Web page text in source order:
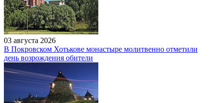
03 августа 2026
В Покровском Хотькове монастыре молитвенно отметили
день возрождения обители